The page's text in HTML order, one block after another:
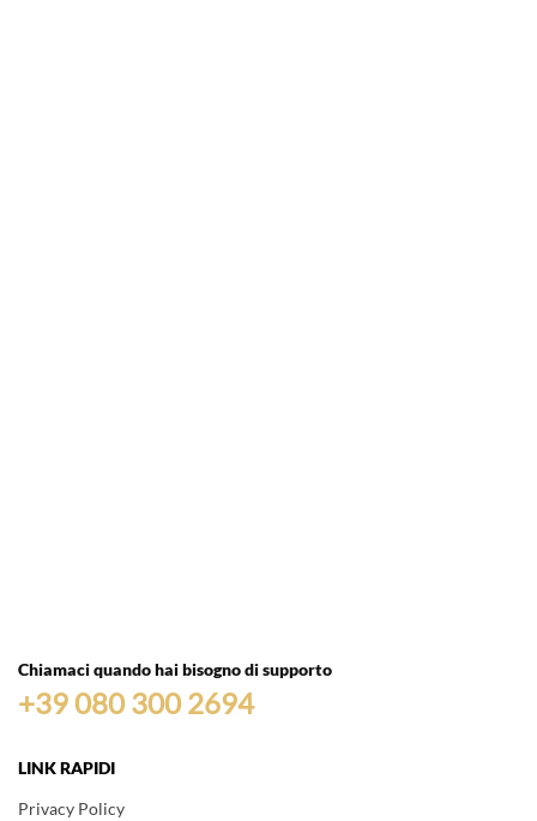
Chiamaci quando hai bisogno di supporto
+39 080 300 2694
LINK RAPIDI
Privacy Policy